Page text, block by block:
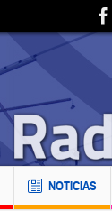
NOTICIAS